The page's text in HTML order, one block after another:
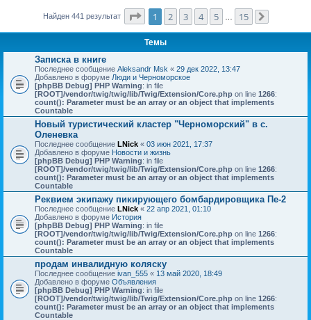
Найден 441 результат Страница1 из
1 2 3 4 5 15
Темы
Записка в книге
Последнее сообщение Aleksandr Msk « 29 дек 2022, 13:47
Добавлено в форуме Люди и Черноморское
[phpBB Debug] PHP Warning: in file
[ROOT]/vendor/twig/twig/lib/Twig/Extension/Core.php on line 1266:
count(): Parameter must be an array or an object that implements
Countable
Новый туристический кластер "Черноморский" в с.
Оленевка
Последнее сообщение LNick « 03 июн 2021, 17:37
Добавлено в форуме Новости и жизнь
[phpBB Debug] PHP Warning: in file
[ROOT]/vendor/twig/twig/lib/Twig/Extension/Core.php on line 1266:
count(): Parameter must be an array or an object that implements
Countable
Реквием экипажу пикирующего бомбардировщика Пе-2
Последнее сообщение LNick « 22 апр 2021, 01:10
Добавлено в форуме История
[phpBB Debug] PHP Warning: in file
[ROOT]/vendor/twig/twig/lib/Twig/Extension/Core.php on line 1266:
count(): Parameter must be an array or an object that implements
Countable
продам инвалидную коляску
Последнее сообщение ivan_555 « 13 май 2020, 18:49
Добавлено в форуме Объявления
[phpBB Debug] PHP Warning: in file
[ROOT]/vendor/twig/twig/lib/Twig/Extension/Core.php on line 1266:
count(): Parameter must be an array or an object that implements
Countable